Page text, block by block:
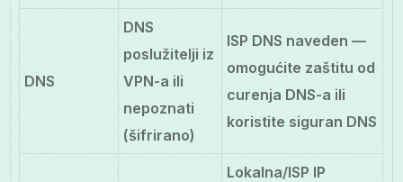
DNS
DNS
poslužitelji iz
VPN-a ili
nepoznati
(šifrirano)
ISP DNS naveden —
omogućite zaštitu od
curenja DNS-a ili
koristite siguran DNS
Lokalna/ISP IP